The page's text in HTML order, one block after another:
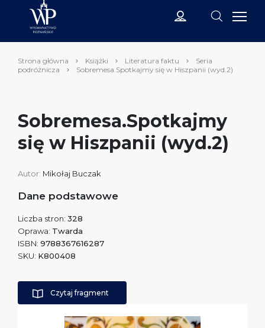
Strona główna Książki Literatura faktu
Seria
podróżnicza
Sobremesa.Spotkajmy się w Hiszpanii (wyd.2)
Sobremesa.Spotkajmy
się w Hiszpanii (wyd.2)
Autor: Mikołaj Buczak
Dane podstawowe
Liczba stron: 328
Oprawa: Twarda
ISBN: 9788367616287
SKU: K800408
Czytaj fragment